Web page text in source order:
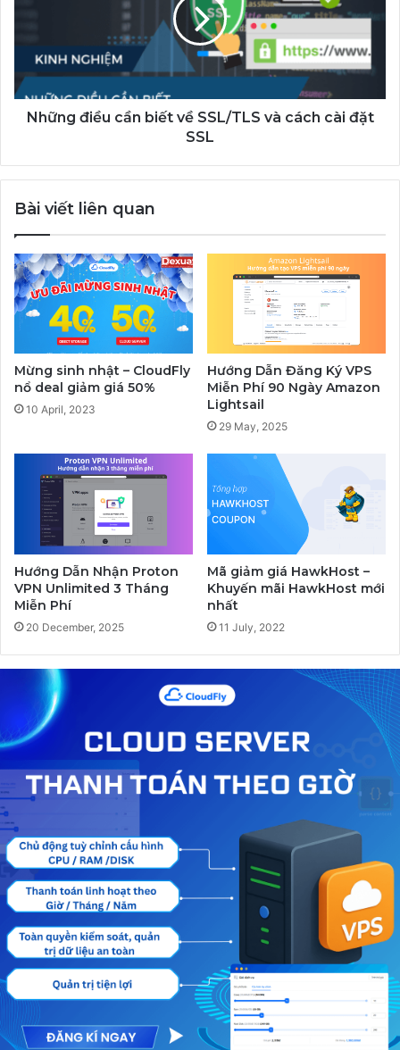
cách
cài
đặtNhững điều cần biết về SSL/TLS và cách cài đặt
SSL
Bài viết liên quan
Mừng sinh nhật – CloudFly
nổ deal giảm giá 50%
10 April, 2023
Hướng Dẫn Đăng Ký VPS
Miễn Phí 90 Ngày Amazon
Lightsail
29 May, 2025
Hướng Dẫn Nhận Proton
VPN Unlimited 3 Tháng
Miễn Phí
20 December, 2025
Mã giảm giá HawkHost –
Khuyến mãi HawkHost mới
nhất
11 July, 2022